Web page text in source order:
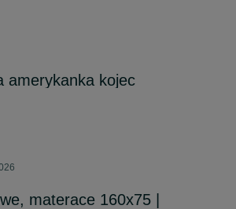
amerykanka kojec
materace 160x75 |